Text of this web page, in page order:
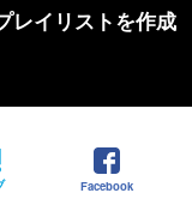
レイリストを作成
Facebook